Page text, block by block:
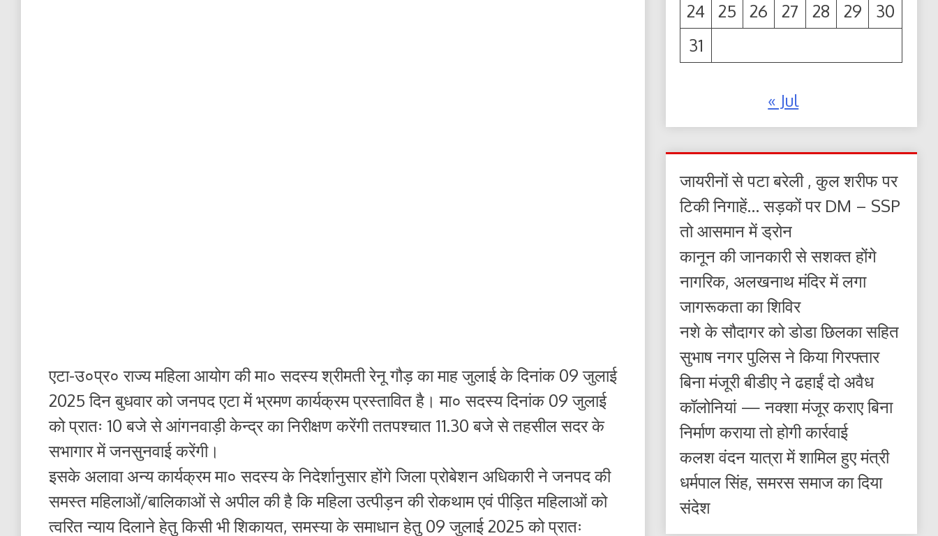
एटा-उ०प्र० राज्य महिला आयोग की मा० सदस्य श्रीमती रेनू गौड़ का माह जुलाई के दिनांक 09 जुलाई
2025 दिन बुधवार को जनपद एटा में भ्रमण कार्यक्रम प्रस्तावित है। मा० सदस्य दिनांक 09 जुलाई
को प्रातः 10 बजे से आंगनवाड़ी केन्द्र का निरीक्षण करेंगी ततपश्चात 11.30 बजे से तहसील सदर के
सभागार में जनसुनवाई करेंगी।
इसके अलावा अन्य कार्यक्रम मा० सदस्य के निदेर्शानुसार होंगे जिला प्रोबेशन अधिकारी ने जनपद की
समस्त महिलाओं/बालिकाओं से अपील की है कि महिला उत्पीड़न की रोकथाम एवं पीड़ित महिलाओं को
त्वरित न्याय दिलाने हेतु किसी भी शिकायत, समस्या के समाधान हेतु 09 जुलाई 2025 को प्रातः
24
25 26 27 28 29
30
31
« Jul
जायरीनों से पटा बरेली , कुल शरीफ पर
टिकी निगाहें… सड़कों पर DM – SSP
तो आसमान में ड्रोन
कानून की जानकारी से सशक्त होंगे
नागरिक, अलखनाथ मंदिर में लगा
जागरूकता का शिविर
नशे के सौदागर को डोडा छिलका सहित
सुभाष नगर पुलिस ने किया गिरफ्तार
बिना मंजूरी बीडीए ने ढहाईं दो अवैध
कॉलोनियां — नक्शा मंजूर कराए बिना
निर्माण कराया तो होगी कार्रवाई
कलश वंदन यात्रा में शामिल हुए मंत्री
धर्मपाल सिंह, समरस समाज का दिया
संदेश